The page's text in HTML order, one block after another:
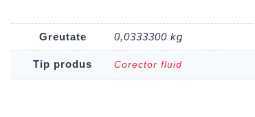
Greutate 0,0333300 kg
Tip produs Corector fluid